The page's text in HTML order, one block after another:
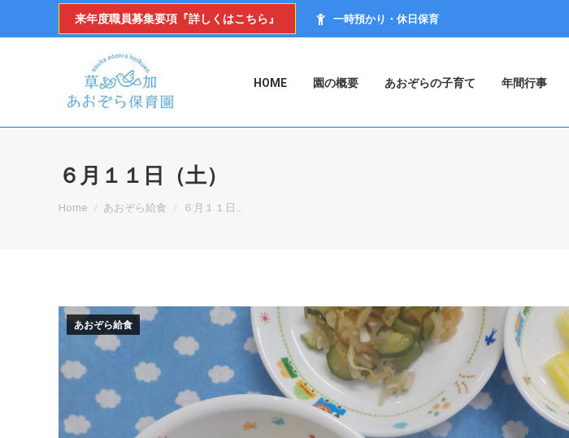
来年度職員募集要項『詳しくはこちら』 一時預かり・休日保育
HOME 園の概要 あおぞらの子育て 年間行事
６月１１日（土）
You are here:
Home あおぞら給食 ６月１１日…
あおぞら給食